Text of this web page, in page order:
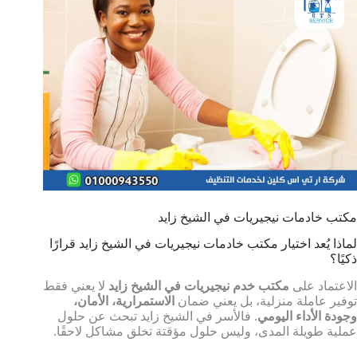
مكتب خادمات نيجيريات في الشيخ زايد
لماذا يُعد اختيار مكتب خادمات نيجيريات في الشيخ زايد قرارًا
ذكيًا؟
الاعتماد على مكتب خدم نيجيريات في الشيخ زايد لا يعني فقط
توفير عاملة منزلية، بل يعني ضمان الاستمرارية، الأمان،
وجودة الأداء اليومي. فالأسر في الشيخ زايد تبحث عن حلول
عملية طويلة المدى، وليس حلول مؤقتة تخلق مشاكل لاحقًا.